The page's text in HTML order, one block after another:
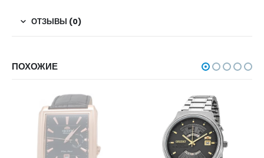
ОТЗЫВЫ (0)
ПОХОЖИЕ
НЕТ В НАЛИЧИИ